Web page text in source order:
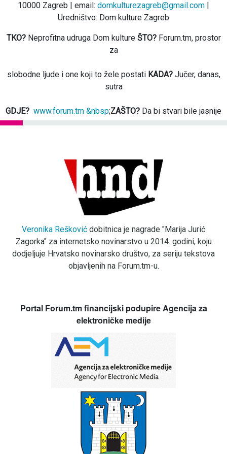
10000 Zagreb | email: domkulturezagreb@gmail.com
Uredništvo: Dom kulture Zagreb
TKO?Neprofitna udruga Dom kulture ŠTO?Forum.tm, prostor
za
slobodne ljude i one koji to žele postati KADA?Jučer, danas,
sutra
GDJE? www.forum.tm &nbsp;ZAŠTO? Da bi stvari bile jasnije
Veronika Rešković dobitnica je nagrade "Marija Jurić
Zagorka" za internetsko novinarstvo u 2014. godini, koju
dodjeljuje Hrvatsko novinarsko društvo, za seriju tekstova
objavljenih na Forum.tm-u.
Portal Forum.tm financijski podupire Agencija za
elektroničke medije